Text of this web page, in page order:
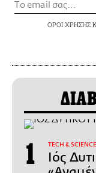
ΟΡΟΙ ΧΡΗΣΗΣ
ΤECH & SCIENCE
Ιός